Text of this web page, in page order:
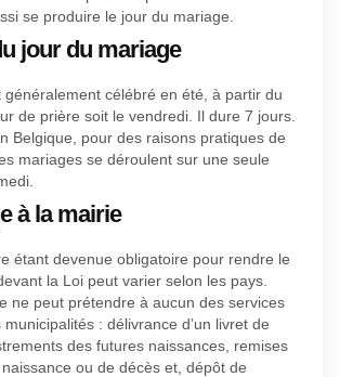
se produire le jour du mariage.
jour du mariage
généralement célébré en été, à partir du
de prière soit le vendredi. Il dure 7 jours.
Belgique, pour des raisons pratiques de
mariages se déroulent sur une seule
à la mairie
étant devenue obligatoire pour rendre le
la Loi peut varier selon les pays.
ne peut prétendre à aucun des services
municipalités : délivrance d’un livret de
des futures naissances, remises
ou de décès et, dépôt de